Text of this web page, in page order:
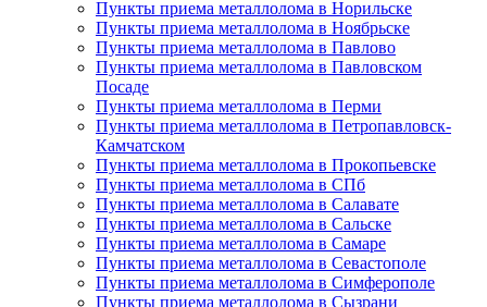
Пункты приема металлолома в Норильске
Пункты приема металлолома в Ноябрьске
Пункты приема металлолома в Павлово
Пункты приема металлолома в Павловском
Посаде
Пункты приема металлолома в Перми
Пункты приема металлолома в Петропавловск-
Камчатском
Пункты приема металлолома в Прокопьевске
Пункты приема металлолома в СПб
Пункты приема металлолома в Салавате
Пункты приема металлолома в Сальске
Пункты приема металлолома в Самаре
Пункты приема металлолома в Севастополе
Пункты приема металлолома в Симферополе
Пункты приема металлолома в Сызрани